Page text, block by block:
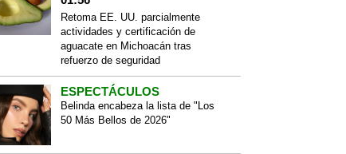
Retoma EE. UU. parcialmente
actividades y certificación de
aguacate en Michoacán tras
refuerzo de seguridad
ESPECTÁCULOS
Belinda encabeza la lista de "Los
50 Más Bellos de 2026"